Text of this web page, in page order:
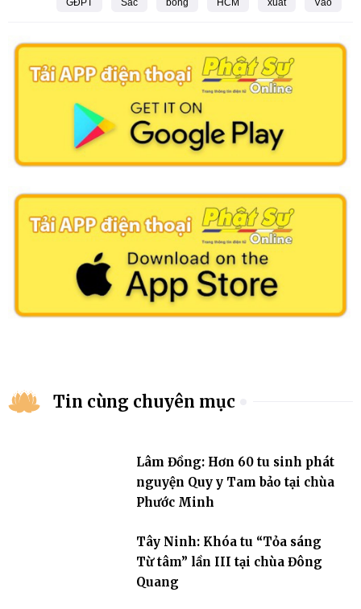
Tin cùng chuyên mục
Lâm Đồng: Hơn 60 tu sinh phát
nguyện Quy y Tam bảo tại chùa
Phước Minh
Tây Ninh: Khóa tu “Tỏa sáng
Từ tâm” lần III tại chùa Đông
Quang